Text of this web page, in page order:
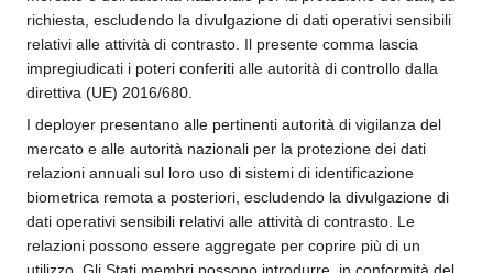
richiesta, escludendo la divulgazione di dati operativi sensibili
relativi alle attività di contrasto. Il presente comma lascia
impregiudicati i poteri conferiti alle autorità di controllo dalla
direttiva (UE) 2016/680.
I deployer presentano alle pertinenti autorità di vigilanza del
mercato e alle autorità nazionali per la protezione dei dati
relazioni annuali sul loro uso di sistemi di identificazione
biometrica remota a posteriori, escludendo la divulgazione di
dati operativi sensibili relativi alle attività di contrasto. Le
relazioni possono essere aggregate per coprire più di un